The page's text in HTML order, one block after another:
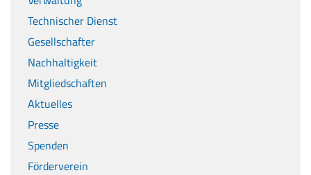
Technischer Dienst
Gesellschafter
Nachhaltigkeit
Mitgliedschaften
Aktuelles
Presse
Spenden
Förderverein